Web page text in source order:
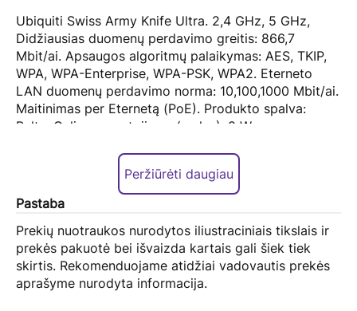
Ubiquiti Swiss Army Knife Ultra. 2,4 GHz, 5 GHz,
Didžiausias duomenų perdavimo greitis: 866,7
Mbit/ai. Apsaugos algoritmų palaikymas: AES, TKIP,
WPA, WPA-Enterprise, WPA-PSK, WPA2. Eterneto
LAN duomenų perdavimo norma: 10,100,1000 Mbit/ai.
Maitinimas per Eternetą (PoE). Produkto spalva:
Balta. Galios suvartojimas (maks.): 8 W
Peržiūrėti daugiau
Pastaba
Prekių nuotraukos nurodytos iliustraciniais tikslais ir
prekės pakuotė bei išvaizda kartais gali šiek tiek
skirtis. Rekomenduojame atidžiai vadovautis prekės
aprašyme nurodyta informacija.